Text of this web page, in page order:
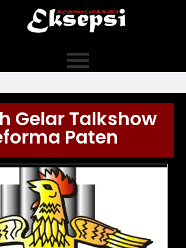
Gelar Talkshow
Paten